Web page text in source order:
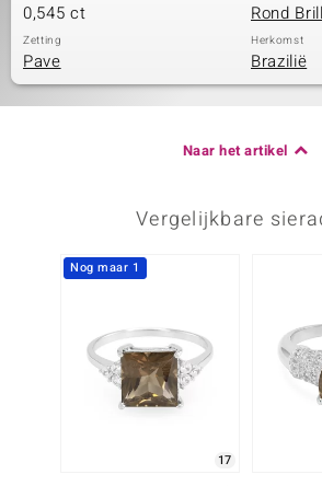
0,545 ct Rond
Zetting
Pave
Herkomst
Brazilië
Naar het artikel
Vergelijkbare
Nog maar 1
17